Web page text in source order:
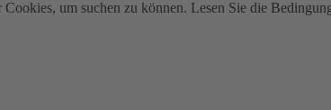
um suchen zu können. Lesen Sie die